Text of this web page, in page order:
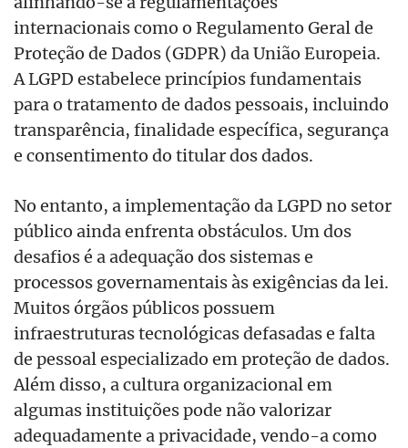
internacionais como o Regulamento Geral de
Proteção de Dados (GDPR) da União Europeia.
A LGPD estabelece princípios fundamentais
para o tratamento de dados pessoais, incluindo
transparência, finalidade específica, segurança
e consentimento do titular dos dados.
No entanto, a implementação da LGPD no setor
público ainda enfrenta obstáculos. Um dos
desafios é a adequação dos sistemas e
processos governamentais às exigências da lei.
Muitos órgãos públicos possuem
infraestruturas tecnológicas defasadas e falta
de pessoal especializado em proteção de dados.
Além disso, a cultura organizacional em
algumas instituições pode não valorizar
adequadamente a privacidade, vendo-a como